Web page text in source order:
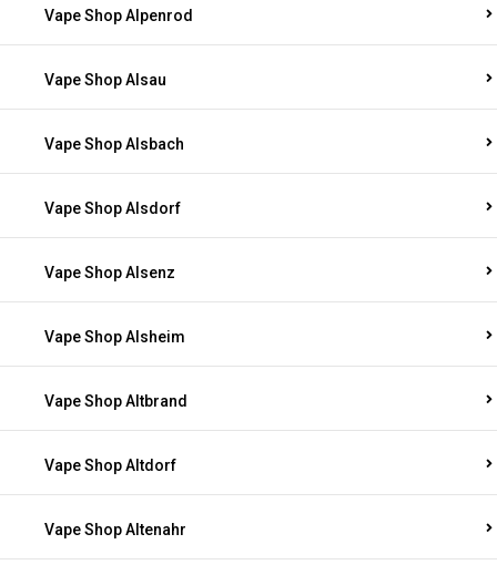
Vape Shop Alpenrod
Vape Shop Alsau
Vape Shop Alsbach
Vape Shop Alsdorf
Vape Shop Alsenz
Vape Shop Alsheim
Vape Shop Altbrand
Vape Shop Altdorf
Vape Shop Altenahr